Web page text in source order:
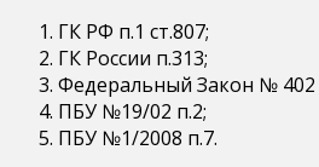
ГК РФ п.1 ст.807;
ГК России п.313;
Федеральный Закон № 402
ПБУ №19/02 п.2;
ПБУ №1/2008 п.7.